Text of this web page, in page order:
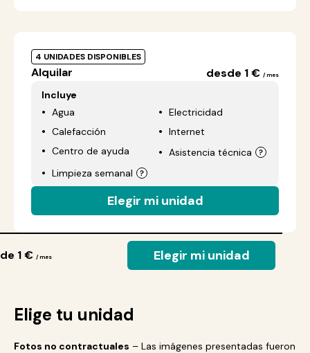
4 UNIDADES DISPONIBLES
Alquilar desde 1 € / mes
Incluye
Agua
Electricidad
Calefacción
Internet
Centro de ayuda
Asistencia técnica
Limpieza semanal
Elegir mi unidad
1 € / mes Elegir mi unidad
Elige tu unidad
Fotos no contractuales – Las imágenes presentadas fueron